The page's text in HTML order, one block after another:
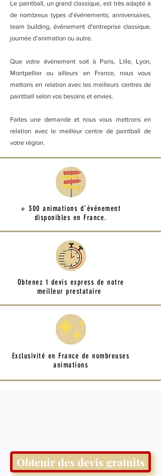
Le paintball, un grand classique, est très adapté à
de nombreux types d'événements; anniversaires,
team building, événement d'entreprise classique,
journée d'animation ou autre.
Que votre événement soit à Paris, Lille, Lyon,
Montpellier ou ailleurs en France, nous vous
mettons en relation avec les meilleurs centres de
paintball selon vos besoins et envies.
Faites une demande et nous vous mettrons en
relation avec le meilleur centre de paintball de
votre région.
+ 300 animations d'événement
disponibles en France.
Obtenez 1 devis express de notre
meilleur prestataire
Exclusivité en France de nombreuses
animations
Obtenir des devis gratuits